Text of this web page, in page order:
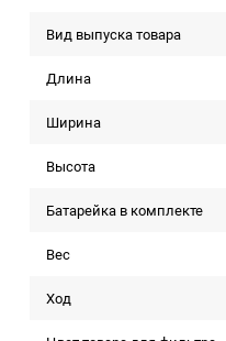
Вид выпуска товара
Длина
Ширина
Высота
Батарейка в комплекте
Вес
Ход